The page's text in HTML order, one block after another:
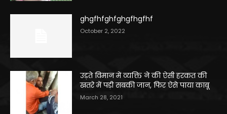
ghgfhfghfghgfhgfhf
October 2, 2022
उड़ते विमान में व्यक्ति ने की ऐसी हरकत की
खतरे में पड़ी सबकी जान, फिर ऐसे पाया काबू
March 28, 2021